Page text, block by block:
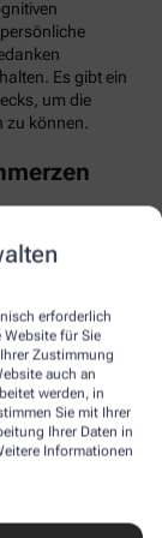
erforderlich
für Sie
Zustimmung
auch an
werden, in
Sie mit Ihrer
Ihrer Daten in
Informationen
Es gibt ein
um die
können.
und die
Darüber hinaus
bereit
Personal